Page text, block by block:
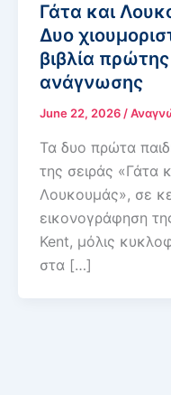
Γάτα και
Δυο
βιβλία πρώτης
ανάγνωσης
June 22, 2026/
Τα δυο πρώτα
της σειράς «Γάτα
Λουκουμάς», σε
εικονογράφηση
Kent, μόλις
στα […]